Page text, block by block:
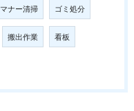
マナー清掃 ゴミ処分
搬出作業 看板